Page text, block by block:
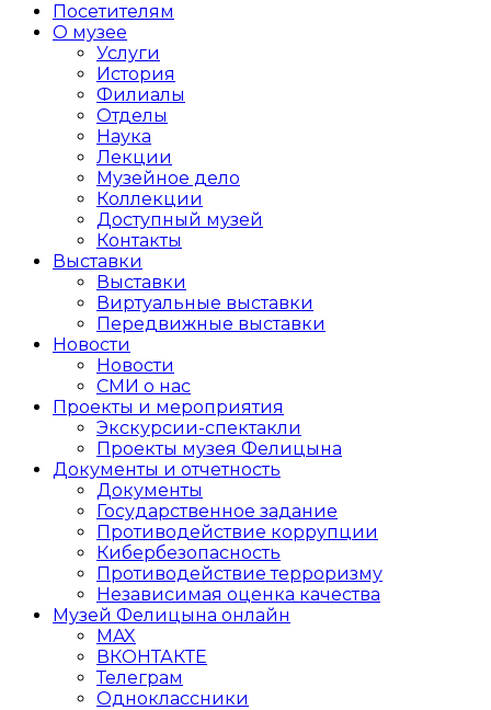
Посетителям
О музее
Услуги
История
Филиалы
Отделы
Наука
Лекции
Музейное дело
Коллекции
Доступный музей
Контакты
Выставки
Выставки
Виртуальные выставки
Передвижные выставки
Новости
Новости
СМИ о нас
Проекты и мероприятия
Экскурсии-спектакли
Проекты музея Фелицына
Документы и отчетность
Документы
Государственное задание
Противодействие коррупции
Кибер­безопасность
Противодействие терроризму
Независимая оценка качества
Музей Фелицына онлайн
MAX
ВКОНТАКТЕ
Телеграм
Одноклассники